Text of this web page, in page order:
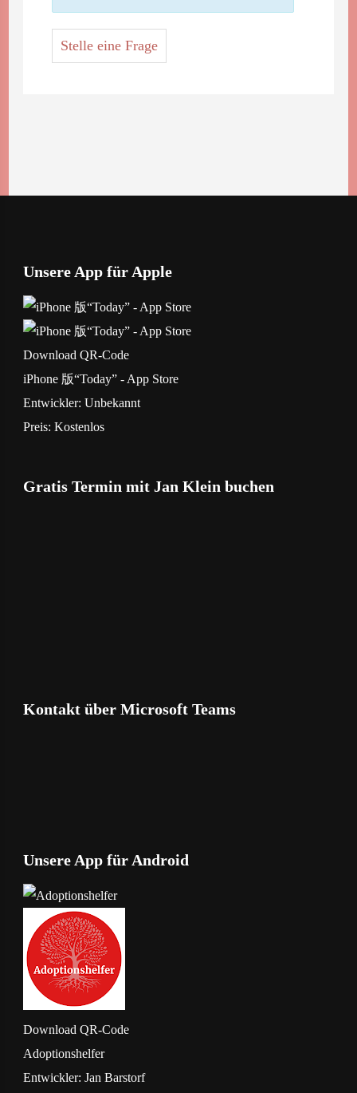
Stelle eine Frage
Unsere App für Apple
Download QR-Code
iPhone 版“Today” - App Store
Entwickler: Unbekannt
Preis: Kostenlos
Gratis Termin mit Jan Klein buchen
Kontakt über Microsoft Teams
Unsere App für Android
Download QR-Code
Adoptionshelfer
Entwickler: Jan Barstorf